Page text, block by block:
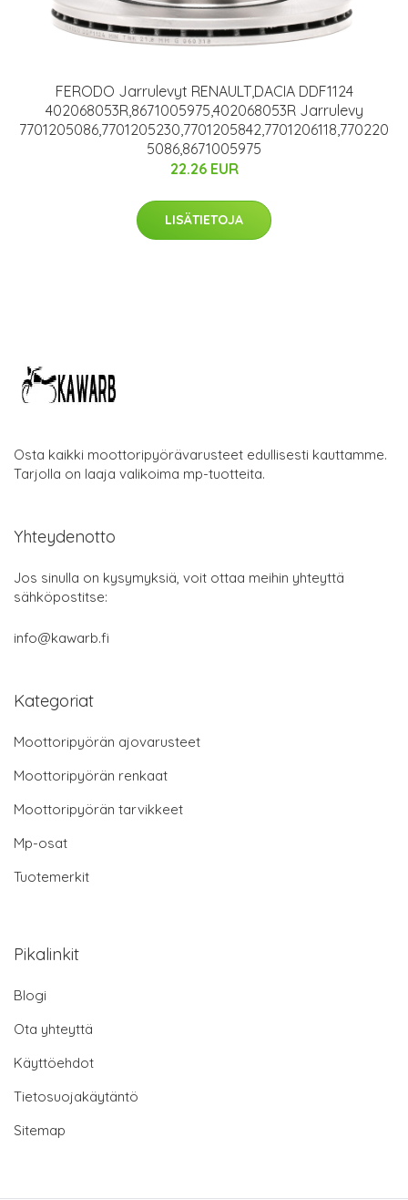
FERODO Jarrulevyt RENAULT,DACIA DDF1124
402068053R,8671005975,402068053R Jarrulevy
7701205086,7701205230,7701205842,7701206118,770220
5086,8671005975
22.26 EUR
LISÄTIETOJA
Osta kaikki moottoripyörävarusteet edullisesti kauttamme.
Tarjolla on laaja valikoima mp-tuotteita.
Yhteydenotto
Jos sinulla on kysymyksiä, voit ottaa meihin yhteyttä
sähköpostitse:
info@kawarb.fi
Kategoriat
Moottoripyörän ajovarusteet
Moottoripyörän renkaat
Moottoripyörän tarvikkeet
Mp-osat
Tuotemerkit
Pikalinkit
Blogi
Ota yhteyttä
Käyttöehdot
Tietosuojakäytäntö
Sitemap